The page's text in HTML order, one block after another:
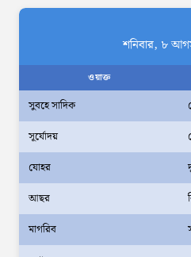
যৌতুক ও মাদকমুক্ত
8 views|posted on
সেবক: ভূমি
অহেতুক
পার্বত্য প্রতিমন্ত্রীর
গ্রেপ্তার
আদালত
আইনশৃঙ্খলা
স্বরাষ্ট্রমন্ত্রী
শনিবার, ৮
ওয়াক্ত
সুবহে সাদিক
সূর্যোদয়
যোহর
আছর
মাগরিব